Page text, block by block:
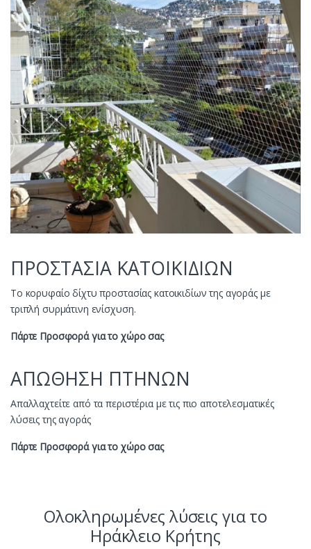
ΠΡΟΣΤΑΣΙΑ ΚΑΤΟΙΚΙΔΙΩΝ
Το κορυφαίο δίχτυ προστασίας κατοικιδίων της αγοράς με
τριπλή συρμάτινη ενίσχυση.
Πάρτε Προσφορά για το χώρο σας
ΑΠΩΘΗΣΗ ΠΤΗΝΩΝ
Απαλλαχτείτε από τα περιστέρια με τις πιο αποτελεσματικές
λύσεις της αγοράς
Πάρτε Προσφορά για το χώρο σας
Ολοκληρωμένες λύσεις για το
Ηράκλειο Κρήτης